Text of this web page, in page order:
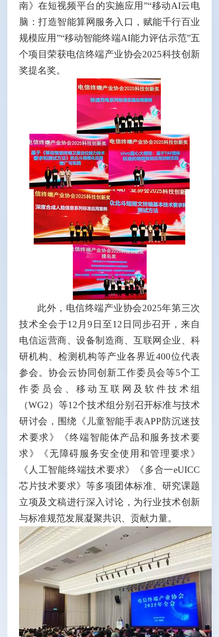
南》在短视频平台的实施应用”“移动AI云电
脑：打造智能算网服务入口，赋能千行百业
规模应用”“移动智能终端AI能力评估示范”五
个项目荣获电信终端产业协会2025科技创新
奖提名奖。
此外，电信终端产业协会2025年第三次
技术全会于12 月9 日至12 日同步召开，来自
电信运营商、设备制造商、互联网企业、科
研机构、检测机构等产业各界近400位代表
参会。协会云协同创新工作委员会等5个工
作委员会、移动互联网及软件技术组
（WG2）等12个技术组分别召开标准与技术
研讨会，围绕《儿童智能手表APP 防沉迷技
术要求》《终端智能体产品和服务技术要
求》《无障碍服务安全使用和管理要求》
《人工智能终端技术要求》《多合一eUICC
芯片技术要求》等多项团体标准、研究课题
立项及文稿进行深入讨论，为行业技术创新
与标准规范发展凝聚共识、贡献力量。